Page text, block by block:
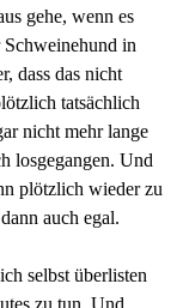
gehe, wenn es
in
dass das nicht
tatsächlich
nicht mehr lange
losgegangen. Und
plötzlich wieder zu
auch egal.
selbst überlisten
zu tun. Und